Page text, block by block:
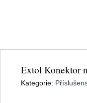
Extol Konektor
Kategorie: